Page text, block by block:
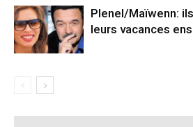
Plenel/Maïwenn:
leurs vacances